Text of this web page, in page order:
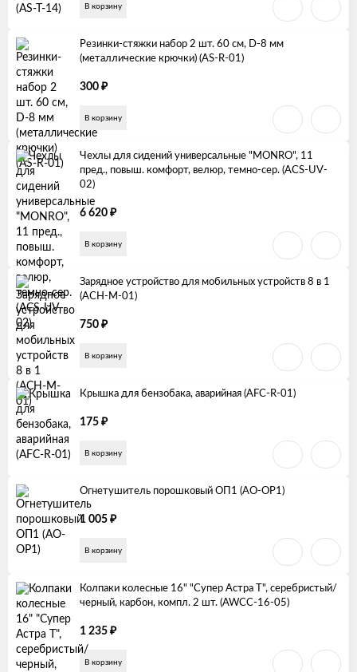
В корзину
Резинки-стяжки набор 2 шт. 60 см, D-8 мм
(металлические крючки) (AS-R-01)
300 ₽
В корзину
Чехлы для сидений универсальные "MONRO", 11
пред., повыш. комфорт, велюр, темно-сер. (ACS-UV-
02)
6 620 ₽
В корзину
Зарядное устройство для мобильных устройств 8 в 1
(ACH-M-01)
750 ₽
В корзину
Крышка для бензобака, аварийная (AFC-R-01)
175 ₽
В корзину
Огнетушитель порошковый ОП1 (AO-OP1)
1 005 ₽
В корзину
Колпаки колесные 16" "Супер Астра Т", серебристый/
черный, карбон, компл. 2 шт. (AWCC-16-05)
1 235 ₽
В корзину